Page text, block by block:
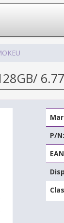
P/N: